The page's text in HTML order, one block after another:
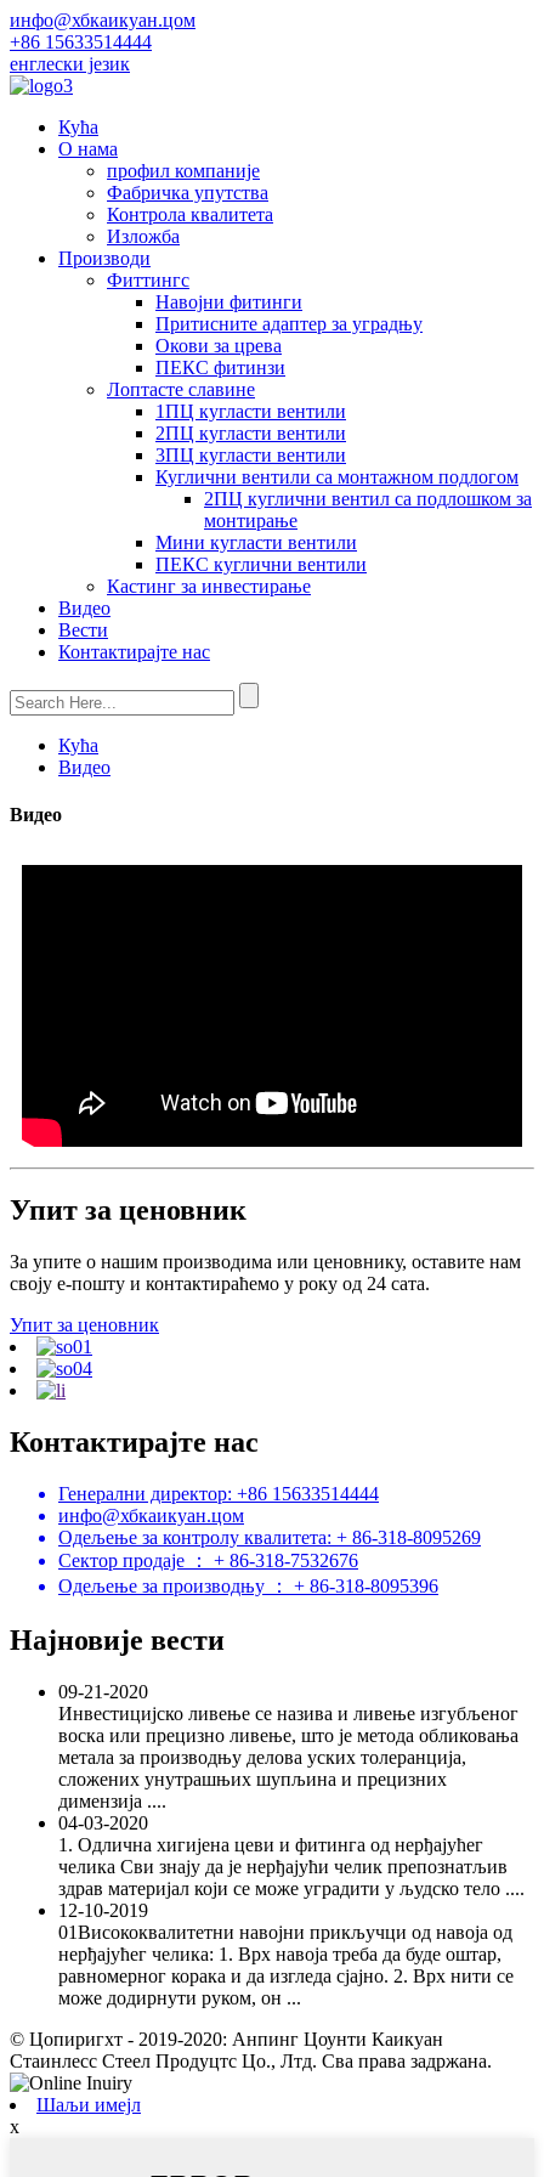
инфо@хбкаикуан.цом
+86 15633514444
енглески језик
Кућа
О нама
профил компаније
Фабричка упутства
Контрола квалитета
Изложба
Производи
Фиттингс
Навојни фитинги
Притисните адаптер за уградњу
Окови за црева
ПЕКС фитинзи
Лоптасте славине
1ПЦ кугласти вентили
2ПЦ кугласти вентили
3ПЦ кугласти вентили
Куглични вентили са монтажном подлогом
2ПЦ куглични вентил са подлошком за
монтирање
Мини кугласти вентили
ПЕКС куглични вентили
Кастинг за инвестирање
Видео
Вести
Контактирајте нас
Кућа
Видео
Видео
Упит за ценовник
За упите о нашим производима или ценовнику, оставите нам
своју е-пошту и контактираћемо у року од 24 сата.
Упит за ценовник
Контактирајте нас
Генерални директор: +86 15633514444
инфо@хбкаикуан.цом
Одељење за контролу квалитета: + 86-318-8095269
Сектор продаје ： + 86-318-7532676
Одељење за производњу ： + 86-318-8095396
Најновије вести
09-21-2020
Инвестицијско ливење се назива и ливење изгубљеног
воска или прецизно ливење, што је метода обликовања
метала за производњу делова уских толеранција,
сложених унутрашњих шупљина и прецизних
димензија ....
04-03-2020
1. Одлична хигијена цеви и фитинга од нерђајућег
челика Сви знају да је нерђајући челик препознатљив
здрав материјал који се може уградити у људско тело ....
12-10-2019
01Висококвалитетни навојни прикључци од навоја од
нерђајућег челика: 1. Врх навоја треба да буде оштар,
равномерног корака и да изгледа сјајно. 2. Врх нити се
може додирнути руком, он ...
© Цопиригхт - 2019-2020: Анпинг Цоунти Каикуан
Стаинлесс Стеел Продуцтс Цо., Лтд. Сва права задржана.
Шаљи имејл
x